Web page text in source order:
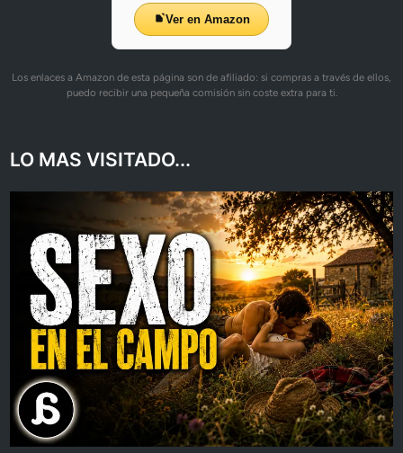
Ver en Amazon
Los enlaces a Amazon de esta página son de afiliado: si compras a través de ellos,
puedo recibir una pequeña comisión sin coste extra para ti.
LO MAS VISITADO...